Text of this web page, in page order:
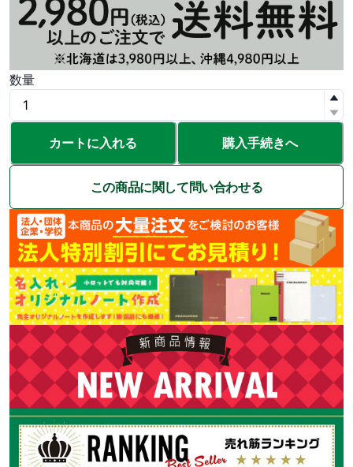
数量
カートに入れる 購入手続きへ
この商品に関して問い合わせる